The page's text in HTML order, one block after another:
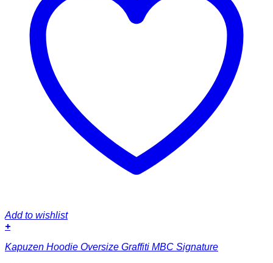
Add to wishlist
+
Produkt
Kapuzen Hoodie Oversize Graffiti MBC Signature